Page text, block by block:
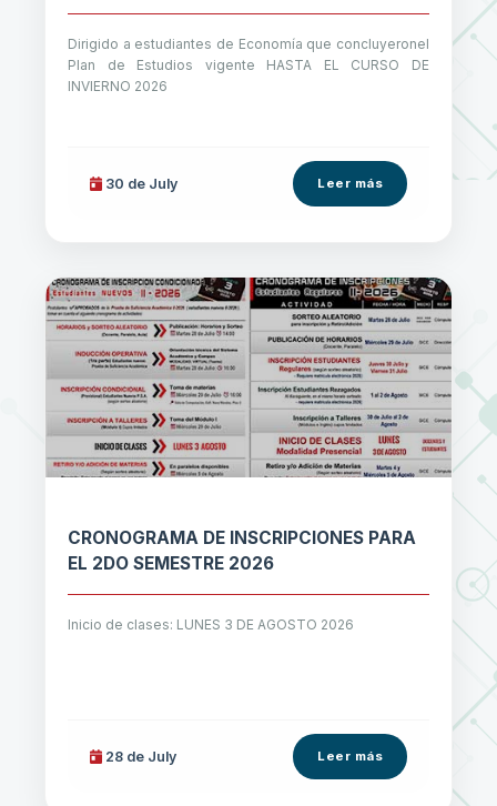
Dirigido a estudiantes de Economía que concluyeronel
Plan de Estudios vigente HASTA EL CURSO DE
INVIERNO 2026
30 de July Leer más
CRONOGRAMA DE INSCRIPCIONES PARA
EL 2DO SEMESTRE 2026
Inicio de clases: LUNES 3 DE AGOSTO 2026
28 de July Leer más